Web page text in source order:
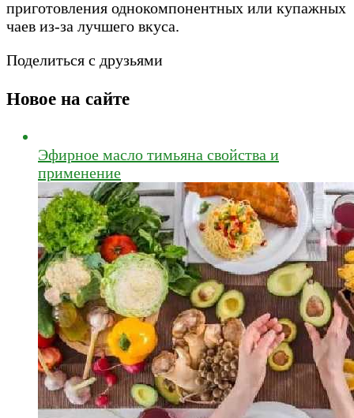
приготовления однокомпонентных или купажных
чаев из-за лучшего вкуса.
Поделиться с друзьями
Новое на сайте
Эфирное масло тимьяна свойства и
применение